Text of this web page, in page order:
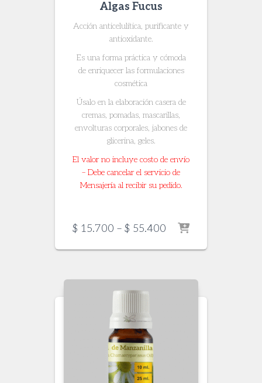
Algas Fucus
Acción anticelulítica, purificante y
antioxidante.
Es una forma práctica y cómoda
de enriquecer las formulaciones
cosmética
Úsalo en la elaboración casera de
cremas, pomadas, mascarillas,
envolturas corporales, jabones de
glicerina, geles.
El valor no incluye costo de envío
– Debe cancelar el servicio de
Mensajería al recibir su pedido.
$ 15.700 – $ 55.400 Price
$ 15.700
$ 55.400